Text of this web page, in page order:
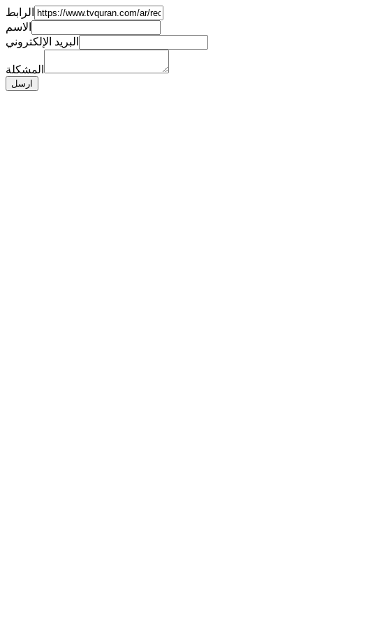
الرابط
الاسم
البريد الإلكتروني
المشكلة
ارسل